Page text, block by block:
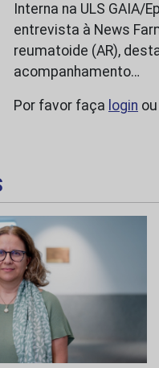
Interna na ULS GAIA/
entrevista à News
reumatoide (AR),
acompanhamento…
Por favor faça login ou